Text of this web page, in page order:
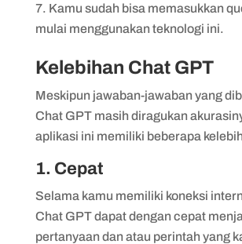
Kamu sudah bisa memasukkan
mulai menggunakan teknologi ini.
Kelebihan Chat GPT
Meskipun jawaban-jawaban yang
Chat GPT masih diragukan
aplikasi ini memiliki beberapa
1. Cepat
Selama kamu memiliki koneksi
Chat GPT dapat dengan cepat
pertanyaan dan atau perintah yang